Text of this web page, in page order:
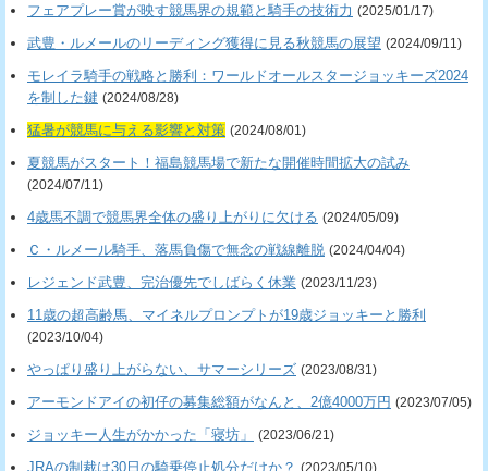
フェアプレー賞が映す競馬界の規範と騎手の技術力 (2025/01/17)
武豊・ルメールのリーディング獲得に見る秋競馬の展望 (2024/09/11)
モレイラ騎手の戦略と勝利：ワールドオールスタージョッキーズ2024
を制した鍵 (2024/08/28)
猛暑が競馬に与える影響と対策 (2024/08/01)
夏競馬がスタート！福島競馬場で新たな開催時間拡大の試み
(2024/07/11)
4歳馬不調で競馬界全体の盛り上がりに欠ける (2024/05/09)
Ｃ・ルメール騎手、落馬負傷で無念の戦線離脱 (2024/04/04)
レジェンド武豊、完治優先でしばらく休業 (2023/11/23)
11歳の超高齢馬、マイネルプロンプトが19歳ジョッキーと勝利
(2023/10/04)
やっぱり盛り上がらない、サマーシリーズ (2023/08/31)
アーモンドアイの初仔の募集総額がなんと、2億4000万円 (2023/07/05)
ジョッキー人生がかかった「寝坊」 (2023/06/21)
JRAの制裁は30日の騎乗停止処分だけか？ (2023/05/10)